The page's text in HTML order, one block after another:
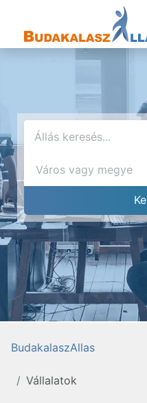
BudakalaszAllas
Vállalatok